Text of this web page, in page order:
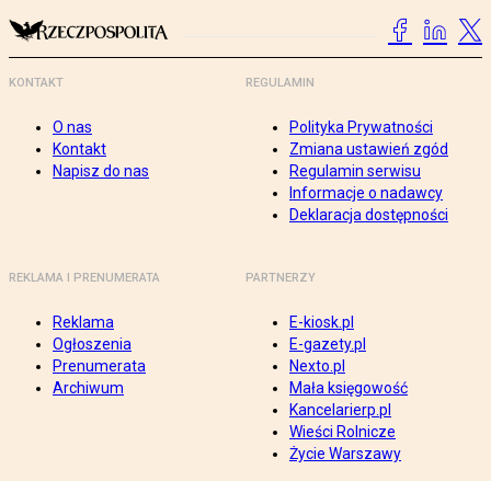
KONTAKT
O nas
Kontakt
Napisz do nas
REGULAMIN
Polityka Prywatności
Zmiana ustawień zgód
Regulamin serwisu
Informacje o nadawcy
Deklaracja dostępności
REKLAMA I PRENUMERATA
Reklama
Ogłoszenia
Prenumerata
Archiwum
PARTNERZY
E-kiosk.pl
E-gazety.pl
Nexto.pl
Mała księgowość
Kancelarierp.pl
Wieści Rolnicze
Życie Warszawy